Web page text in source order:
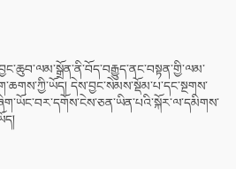
དེས་བྱང་སེམས་སྡོམ་པ་དང་སྔགས་